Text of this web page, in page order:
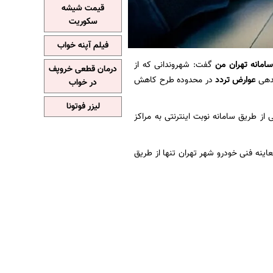
سامانه تهران منگفت: شهروندانی که از
عوارض تردد در محدوده طرح کاهش
سامانه نوبت اینترنتی به مراکز
فنی خودرو شهر تهران تنها از طریق
قیمت شیشه
سکوریت
فیلم آپنه خواب
درمان قطعی خروپف
در خواب
لیزر فوتونا